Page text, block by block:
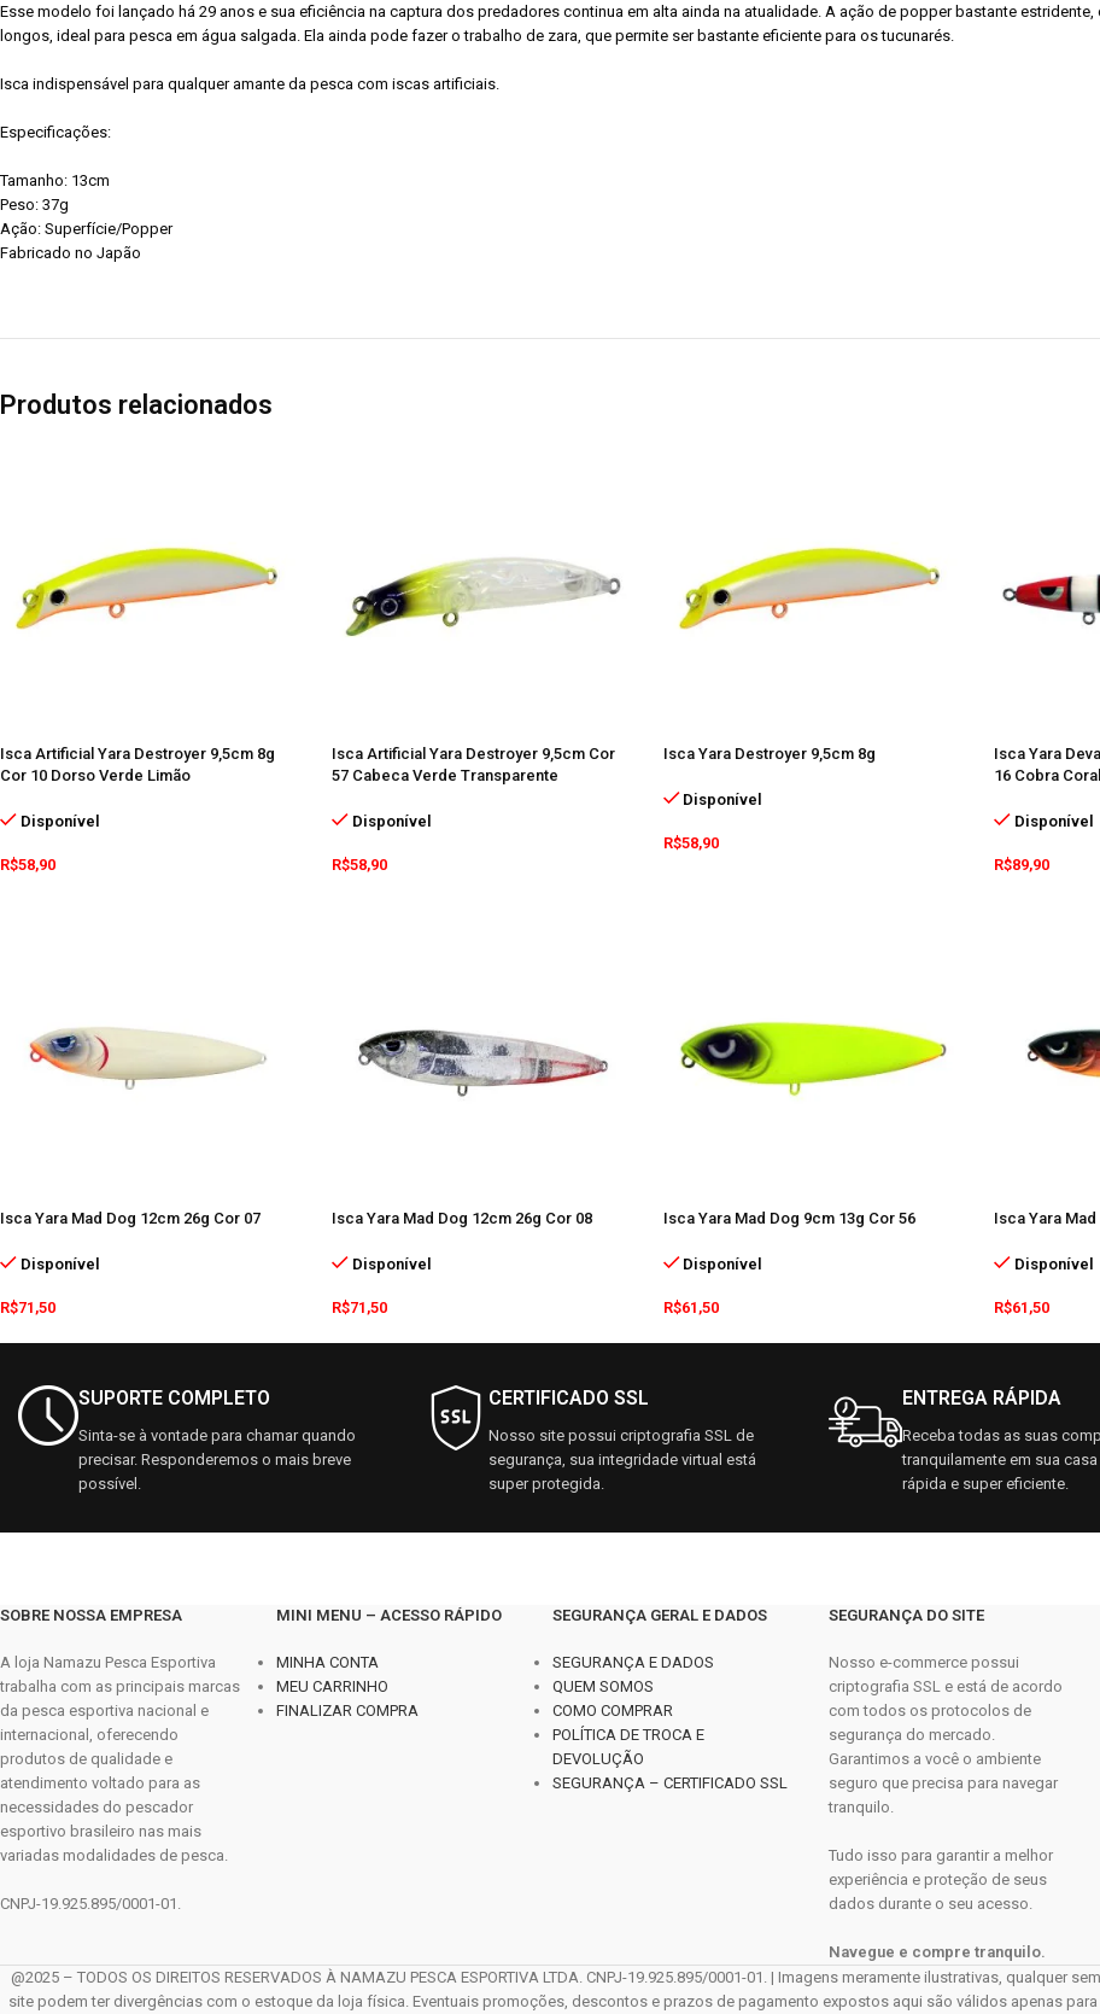
Esse modelo foi lançado há 29 anos e sua eficiência na captura dos predadores continua em alta ainda na atualidade. A ação de popper bastante
longos, ideal para pesca em água salgada. Ela ainda pode fazer o trabalho de zara, que permite ser bastante eficiente para os tucunarés.
Isca indispensável para qualquer amante da pesca com iscas artificiais.
Especificações:
Tamanho: 13cm
Peso: 37g
Ação: Superfície/Popper
Fabricado no Japão
Produtos relacionados
Isca Artificial Yara Destroyer 9,5cm 8g
Cor 10 Dorso Verde Limão
Disponível
R$58,90
Isca Artificial Yara Destroyer 9,5cm Cor
57 Cabeca Verde Transparente
Disponível
R$58,90
Isca Yara Destroyer 9,5cm 8g
Disponível
R$58,90
Isca Yara
16 Cobra Coral
Disponível
R$89,90
Isca Yara Mad Dog 12cm 26g Cor 07
Disponível
R$71,50
Isca Yara Mad Dog 12cm 26g Cor 08
Disponível
R$71,50
Isca Yara Mad Dog 9cm 13g Cor 56
Disponível
R$61,50
Isca Yara
Disponível
R$61,50
SUPORTE COMPLETO
Sinta-se à vontade para chamar quando
precisar. Responderemos o mais breve
possível.
CERTIFICADO SSL
Nosso site possui criptografia SSL de
segurança, sua integridade virtual está
super protegida.
ENTREGA RÁPIDA
Receba todas as suas
tranquilamente em sua
rápida e super eficiente.
SOBRE NOSSA EMPRESA
A loja Namazu Pesca Esportiva
trabalha com as principais marcas
da pesca esportiva nacional e
internacional, oferecendo
produtos de qualidade e
atendimento voltado para as
necessidades do pescador
esportivo brasileiro nas mais
variadas modalidades de pesca.
CNPJ-19.925.895/0001-01.
MINI MENU – ACESSO RÁPIDO
MINHA CONTA
MEU CARRINHO
FINALIZAR COMPRA
SEGURANÇA GERAL E DADOS
SEGURANÇA E DADOS
QUEM SOMOS
COMO COMPRAR
POLÍTICA DE TROCA E
DEVOLUÇÃO
SEGURANÇA – CERTIFICADO SSL
SEGURANÇA DO SITE
Nosso e-commerce possui
criptografia SSL e está de acordo
com todos os protocolos de
segurança do mercado.
Garantimos a você o ambiente
seguro que precisa para navegar
tranquilo.
Tudo isso para garantir a melhor
experiência e proteção de seus
dados durante o seu acesso.
Navegue e compre tranquilo.
@2025 – TODOS OS DIREITOS RESERVADOS À NAMAZU PESCA ESPORTIVA LTDA. CNPJ-19.925.895/0001-01. | Imagens meramente ilustrativas,
site podem ter divergências com o estoque da loja física. Eventuais promoções, descontos e prazos de pagamento expostos aqui são válidos apenas para